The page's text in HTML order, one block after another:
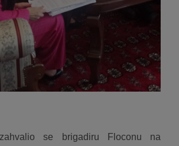
se brigadiru Floconu na